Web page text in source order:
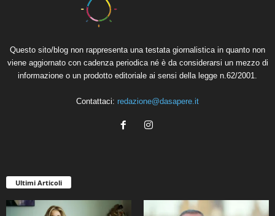
Questo sito/blog non rappresenta una testata giornalistica in quanto non
viene aggiornato con cadenza periodica né è da considerarsi un mezzo di
informazione o un prodotto editoriale ai sensi della legge n.62/2001.
Contattaci: redazione@dasapere.it
Ultimi Articoli